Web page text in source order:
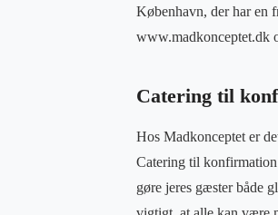
København, der har en
www.madkonceptet.dk
Catering til
Hos Madkonceptet er
Catering til
gøre jeres gæster både